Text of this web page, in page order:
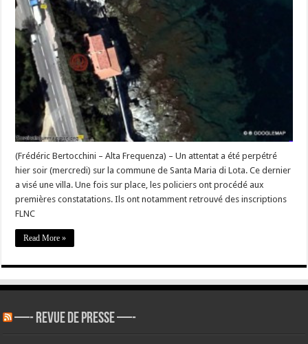
les
« pieds
dans
un
#Grigione
(Frédéric Bertocchini – Alta Frequenza) – Un attentat a été perpétré
hier soir (mercredi) sur la commune de Santa Maria di Lota. Ce dernier
a visé une villa. Une fois sur place, les policiers ont procédé aux
premières constatations. Ils ont notamment retrouvé des inscriptions
FLNC
Read More »
—- REVUE DE PRESSE —-